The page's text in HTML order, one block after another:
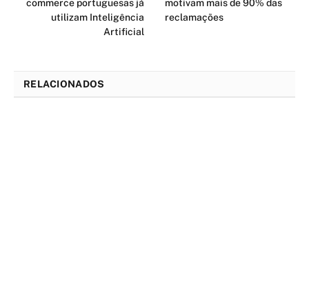
commerce portuguesas já
utilizam Inteligência
Artificial
motivam mais de 90% das
reclamações
RELACIONADOS